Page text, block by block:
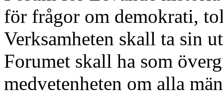
för frågor om demokrati,
Verksamheten skall ta sin
Forumet skall ha som
medvetenheten om alla